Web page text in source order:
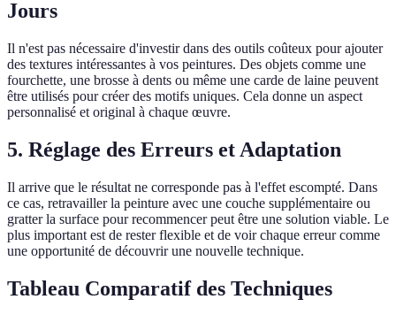
Jours
Il n'est pas nécessaire d'investir dans des outils coûteux pour ajouter
des textures intéressantes à vos peintures. Des objets comme une
fourchette, une brosse à dents ou même une carde de laine peuvent
être utilisés pour créer des motifs uniques. Cela donne un aspect
personnalisé et original à chaque œuvre.
5. Réglage des Erreurs et Adaptation
Il arrive que le résultat ne corresponde pas à l'effet escompté. Dans
ce cas, retravailler la peinture avec une couche supplémentaire ou
gratter la surface pour recommencer peut être une solution viable. Le
plus important est de rester flexible et de voir chaque erreur comme
une opportunité de découvrir une nouvelle technique.
Tableau Comparatif des Techniques